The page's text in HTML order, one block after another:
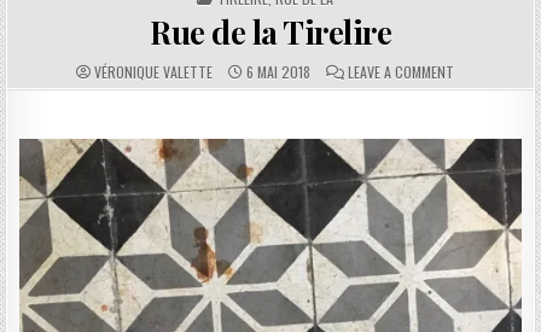
Rue de la Tirelire
AUTHOR:
VÉRONIQUE VALETTE PUBLISHED DATE:
6 MAI 2018 COMMENTS:
LEAVE A COMMENTON RUE DE LA